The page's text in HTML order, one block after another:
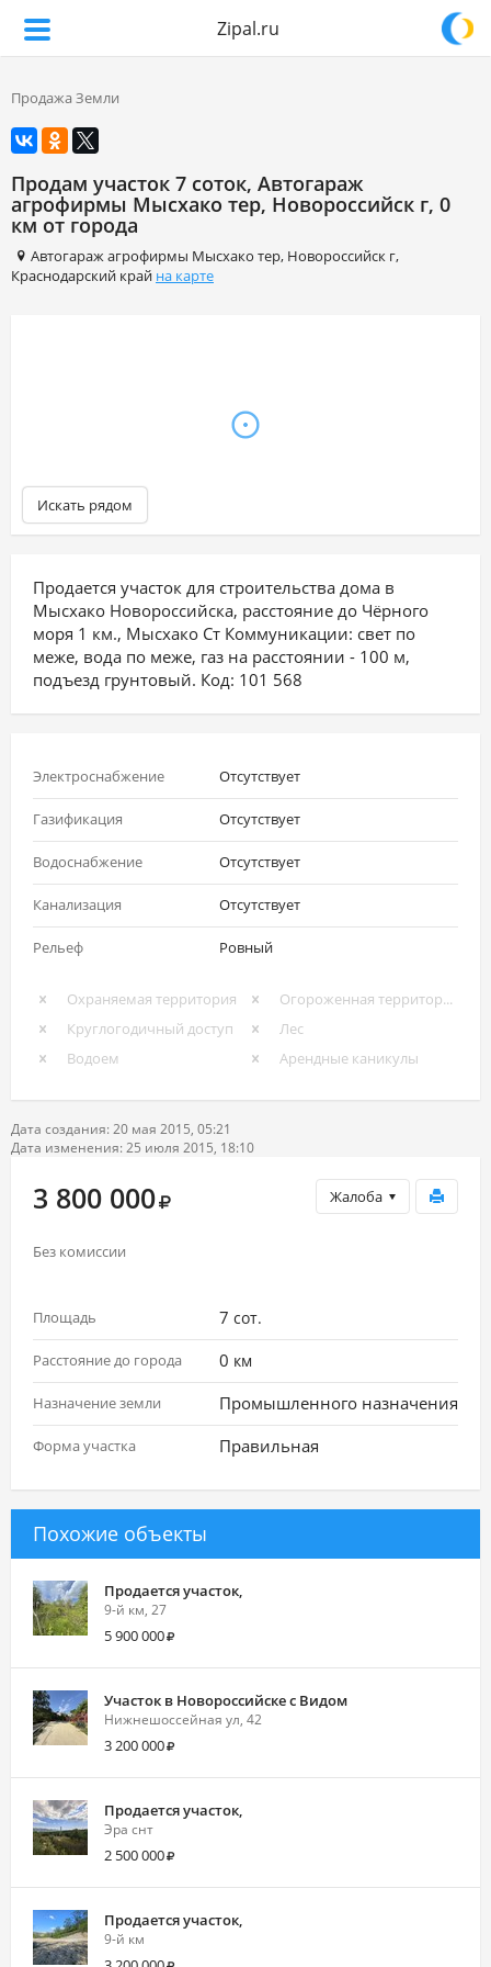
Zipal.ru
Продажа Земли
Продам участок 7 соток, Автогараж
агрофирмы Мысхако тер, Новороссийск г, 0
км от города
Автогараж агрофирмы Мысхако тер, Новороссийск г,
Краснодарский край на карте
Искать рядом
Продается участок для строительства дома в
Мысхако Новороссийска, расстояние до Чёрного
моря 1 км., Мысхако Ст Коммуникации: свет по
меже, вода по меже, газ на расстоянии - 100 м,
подъезд грунтовый. Код: 101 568
Электроснабжение Отсутствует
Газификация Отсутствует
Водоснабжение Отсутствует
Канализация Отсутствует
Рельеф Ровный
Охраняемая территория
Огороженная территория
Круглогодичный доступ
Лес
Водоем
Арендные каникулы
Дата создания: 20 мая 2015, 05:21
Дата изменения: 25 июля 2015, 18:10
Жалоба
3 800 000
Без комиссии
Площадь 7 сот.
Расстояние до города 0 км
Назначение земли Промышленного назначения
Форма участка Правильная
Похожие объекты
Продается участок,
9-й км, 27
5 900 000
Участок в Новороссийске с Видом
Нижнешоссейная ул, 42
3 200 000
Продается участок,
Эра снт
2 500 000
Продается участок,
9-й км